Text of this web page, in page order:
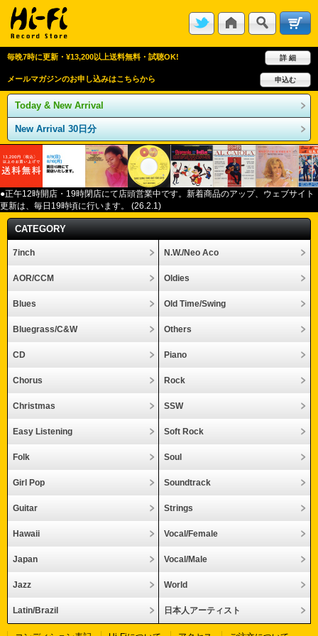
毎晩7時に更新・¥13,200以上送料無料・試聴OK! 詳 細
メールマガジンのお申し込みはこちらから 申込む
Today & New Arrival
New Arrival 30日分
●正午12時開店・ 19時閉店にて店頭営業中です。新着商品のアップ、ウェブサイト
更新は、毎日 19時頃に行います。 (26.2.1)
CATEGORY
7inch N.W./Neo Aco
AOR/CCM Oldies
Blues Old Time/Swing
Bluegrass/C&W Others
CD Piano
Chorus Rock
Christmas SSW
Easy Listening Soft Rock
Folk Soul
Girl Pop Soundtrack
Guitar Strings
Hawaii Vocal/Female
Japan Vocal/Male
Jazz World
Latin/Brazil 日本人アーティスト